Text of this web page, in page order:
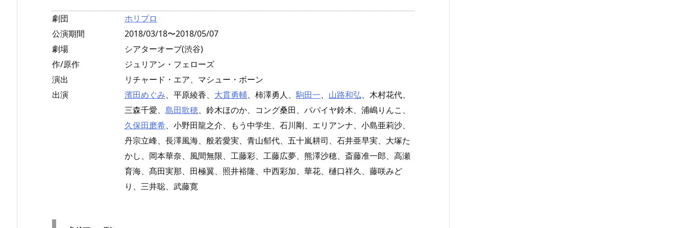
劇団
ホリプロ
公演期間
2018/03/18〜2018/05/07
劇場
シアターオーブ(渋谷)
作/原作
ジュリアン・フェローズ
演出
リチャード・エア、マシュー・ボーン
出演
濱田めぐみ、平原綾香、 大貫勇輔、柿澤勇人、駒田一、 山路和弘、木村花代、
三森千愛、 島田歌穂、鈴木ほのか、コング桑田、パパイヤ鈴木、浦嶋りんこ、
久保田磨希、小野田龍之介、もう中学生、石川剛、エリアンナ、小島亜莉沙、
丹宗立峰、長澤風海、般若愛実、青山郁代、五十嵐耕司、石井亜早実、大塚た
かし、岡本華奈、風間無限、工藤彩、工藤広夢、熊澤沙穂、斎藤准一郎、高瀬
育海、髙田実那、田極翼、照井裕隆、中西彩加、華花、樋口祥久、藤咲みど
り、三井聡、武藤寛